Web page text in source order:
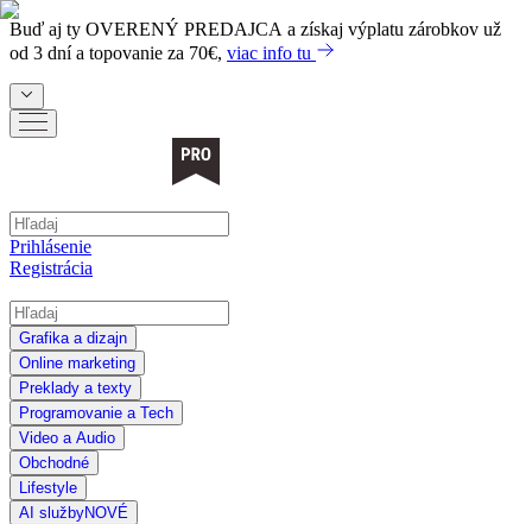
Buď aj ty OVERENÝ PREDAJCA a získaj výplatu zárobkov už
od 3 dní a topovanie za 70€, viac info tu
Prihlásenie
Registrácia
Grafika a dizajn
Online marketing
Preklady a texty
Programovanie a Tech
Video a Audio
Obchodné
Lifestyle
AI službyNOVÉ